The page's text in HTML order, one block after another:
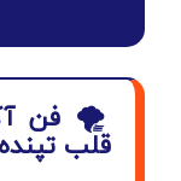
🌪️ فن
قلب